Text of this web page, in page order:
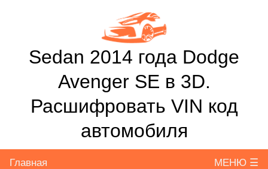
Sedan 2014 года Dodge
Avenger SE в 3D.
Расшифровать VIN код
автомобиля
Главная МЕНЮ ☰